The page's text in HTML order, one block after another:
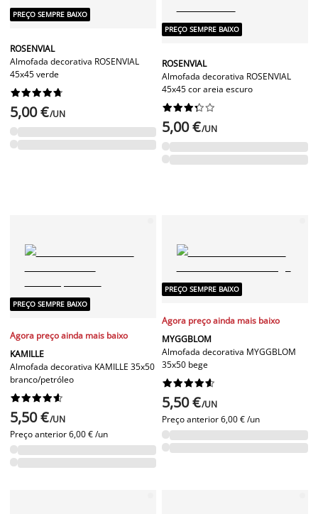
PREÇO SEMPRE BAIXO
ROSENVIAL
Almofada decorativa ROSENVIAL
45x45 verde






5,00 €/UN
PREÇO SEMPRE BAIXO
ROSENVIAL
Almofada decorativa ROSENVIAL
45x45 cor areia escuro






5,00 €/UN
PREÇO SEMPRE BAIXO
Agora preço ainda mais baixo
KAMILLE
Almofada decorativa KAMILLE 35x50
branco/petróleo






5,50 €/UN
Preço anterior6,00 € /un
PREÇO SEMPRE BAIXO
Agora preço ainda mais baixo
MYGGBLOM
Almofada decorativa MYGGBLOM
35x50 bege






5,50 €/UN
Preço anterior6,00 € /un